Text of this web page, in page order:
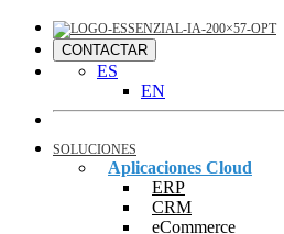
CONTACTAR
ES
EN
SOLUCIONES
Aplicaciones Cloud
ERP
CRM
eCommerce